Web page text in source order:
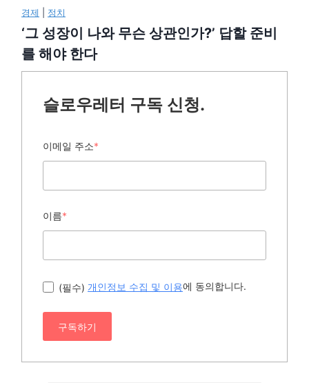
경제 정치
‘그 성장이 나와 무슨 상관인가?’ 답할 준비
를 해야 한다
슬로우레터 구독 신청.
이메일 주소*
이름*
(필수) 개인정보 수집 및 이용에 동의합니다.
구독하기